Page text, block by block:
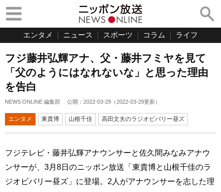
エンタメ ニュース スポーツ コラム ライフ
フジ藤井弘輝アナ、父・藤井フミヤを見て
「父のようにはなれないな」と思った理由
を告白
NEWS ONLINE 編集部 公開： 2022-03-29 （2022-03-29更新）
エンタメ 東貴博 山根千佳 高田文夫のラジオビバリー昼ズ
フジテレビ・藤井弘輝アナウンサーと佐久間みなみアナウ
ンサーが、3月8日のニッポン放送「東貴博と山根千佳のラ
ジオビバリー昼ズ」に登場。2人がアナウンサーを志した理